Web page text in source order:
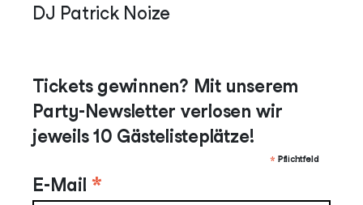
DJ Patrick Noize
Tickets gewinnen? Mit unserem
Party-Newsletter verlosen wir
jeweils 10 Gästelisteplätze!
* Pflichtfeld
E-Mail *